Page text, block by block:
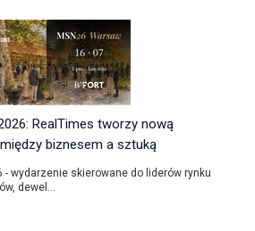
RealTimes tworzy nową
biznesem a sztuką
- wydarzenie skierowane do liderów rynku
dewel...